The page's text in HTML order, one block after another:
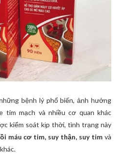
bệnh lý phổ biến, ảnh hưởng
tim mạch và nhiều cơ quan khác
kiểm soát kịp thời, tình trạng này
máu cơ tim, suy thận, suy tim và